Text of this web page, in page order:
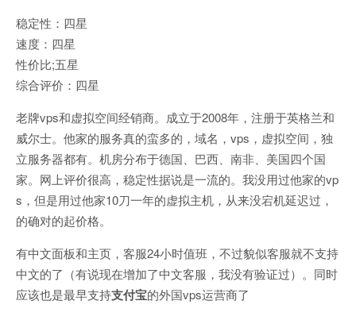
稳定性：四星
速度：四星
性价比;五星
综合评价：四星
老牌vps和虚拟空间经销商。成立于2008年，注册于英格兰和
威尔士。他家的服务真的蛮多的，域名，vps，虚拟空间，独
立服务器都有。机房分布于德国、巴西、南非、美国四个国
家。网上评价很高，稳定性据说是一流的。我没用过他家的vp
s，但是用过他家10刀一年的虚拟主机，从来没宕机延迟过，
的确对的起价格。
有中文面板和主页，客服24小时值班，不过貌似客服就不支持
中文的了（有说现在增加了中文客服，我没有验证过）。同时
应该也是最早支持支付宝的外国vps运营商了